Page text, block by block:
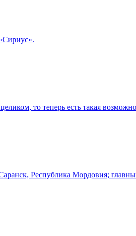
то теперь есть такая
Республика Мордовия;